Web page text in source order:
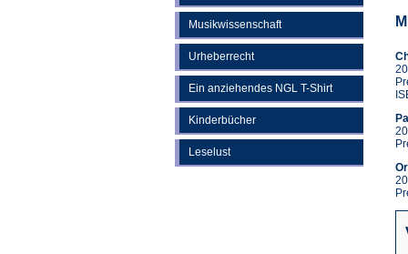
Musikwissenschaft
Urheberrecht
Ein anziehendes NGL T-Shirt
Kinderbücher
Leselust